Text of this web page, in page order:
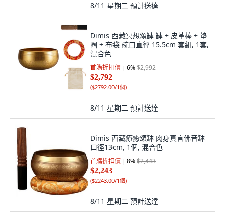
8/11 星期二 預計送達
Dimis 西藏冥想頌缽 缽 + 皮革棒 + 墊
圈 + 布袋 碗口直徑 15.5cm 套組, 1套,
混合色
首購折扣價 6%$2,992
$2,792
($2792.00/1個)
8/11 星期二 預計送達
Dimis 西藏療癒頌缽 肉身真言佛音缽
口徑13cm, 1個, 混合色
首購折扣價 8%$2,443
$2,243
($2243.00/1個)
8/11 星期二 預計送達